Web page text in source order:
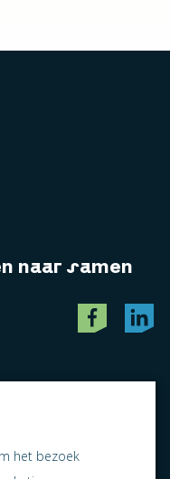
naar samen
het bezoek